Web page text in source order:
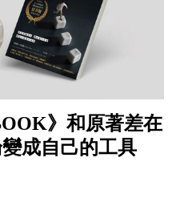
》和原著差在
成自己的工具